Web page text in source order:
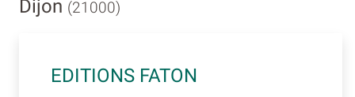
Dijon (21000)
EDITIONS FATON